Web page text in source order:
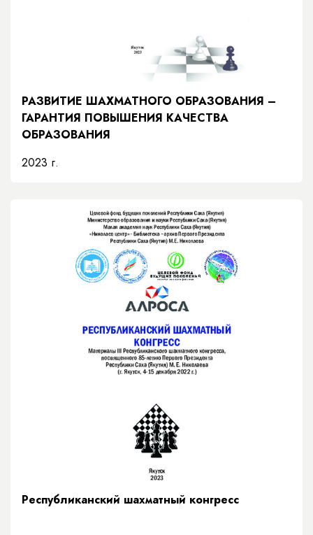
РАЗВИТИЕ ШАХМАТНОГО ОБРАЗОВАНИЯ –
ГАРАНТИЯ ПОВЫШЕНИЯ КАЧЕСТВА
ОБРАЗОВАНИЯ
2023 г.
Республиканский шахматный конгресс